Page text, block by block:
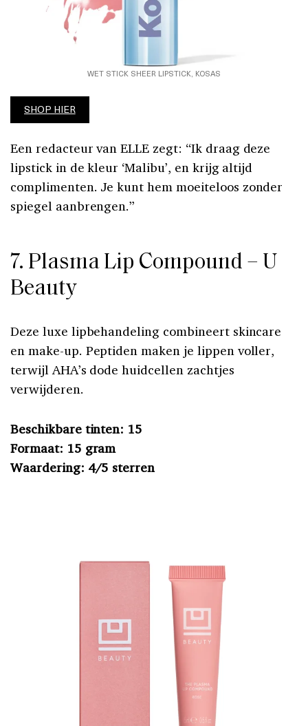
WET STICK SHEER LIPSTICK, KOSAS
SHOP HIER
Een redacteur van ELLE zegt: “Ik draag deze
lipstick in de kleur ‘Malibu’, en krijg altijd
complimenten. Je kunt hem moeiteloos zonder
spiegel aanbrengen.”
7. Plasma Lip Compound – U
Beauty
Deze luxe lipbehandeling combineert skincare
en make-up. Peptiden maken je lippen voller,
terwijl AHA’s dode huidcellen zachtjes
verwijderen.
Beschikbare tinten: 15
Formaat: 15 gram
Waardering: 4/5 sterren